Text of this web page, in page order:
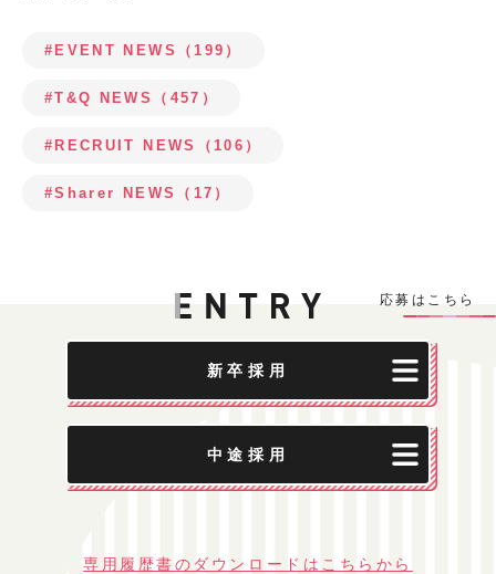
#EVENT NEWS（199）
#T&Q NEWS（457）
#RECRUIT NEWS（106）
#Sharer NEWS（17）
応募はこちら
新卒採用
中途採用
専用履歴書のダウンロードはこちらから